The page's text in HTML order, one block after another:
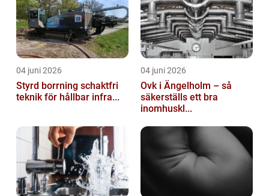
04 juni 2026
Styrd borrning schaktfri
teknik för hållbar infra...
04 juni 2026
Ovk i Ängelholm – så
säkerställs ett bra
inomhuskl...